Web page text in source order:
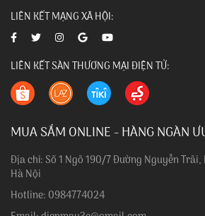
LIÊN KẾT MẠNG XÃ HỘI:
LIÊN KẾT SÀN THƯƠNG MẠI ĐIỆN TỬ:
MUA SẮM ONLINE - HÀNG NGÀN
Địa chỉ: Số 1 Ngõ 190/7 Đường Nguyễn Trãi,
Hà Nội
Hotline: 0984774024